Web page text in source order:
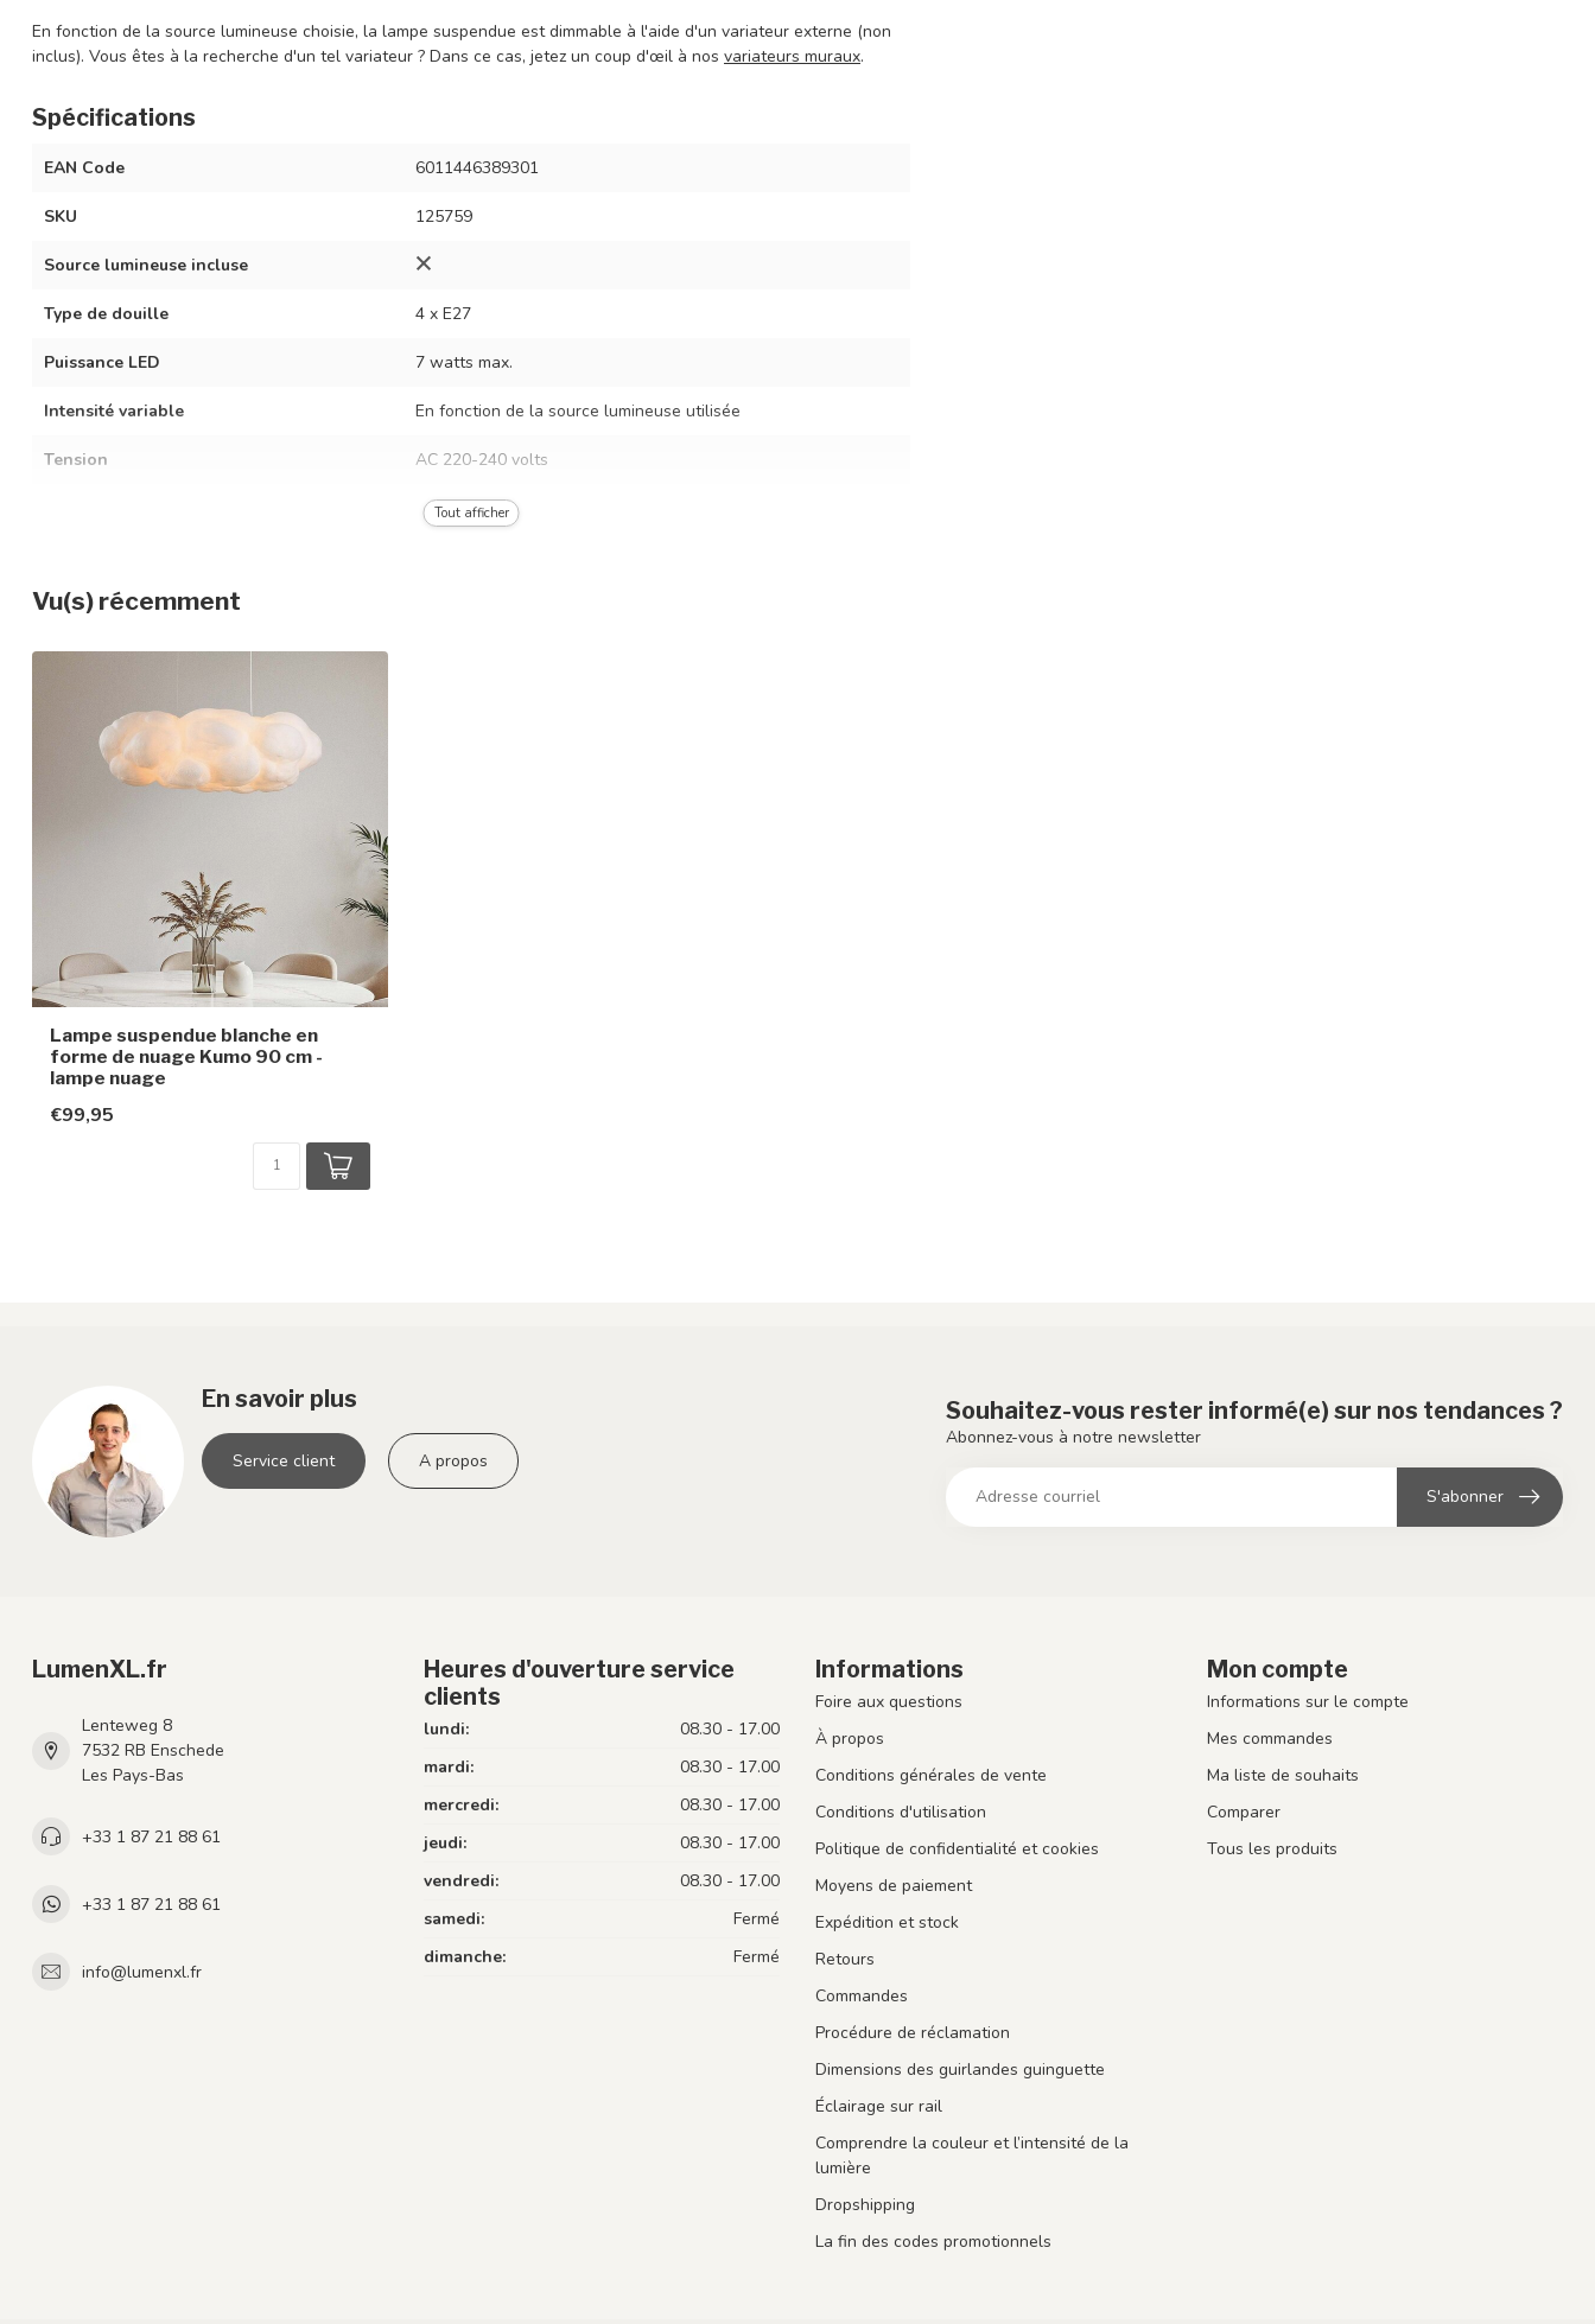
En fonction de la source lumineuse choisie, la lampe suspendue est dimmable à l'aide d'un variateur externe (non
inclus). Vous êtes à la recherche d'un tel variateur ? Dans ce cas, jetez un coup d'œil à nos variateurs muraux.
Spécifications
EAN Code 6011446389301
SKU 125759
Source lumineuse incluse
Type de douille 4 x E27
Puissance LED 7 watts max.
Intensité variable En fonction de la source lumineuse utilisée
Tension AC 220-240 volts
50/60 Hz
Matériau
Dimensions
Réglable en hauteur
Indice de protection
Classe de protection
Tout afficher
Vu(s) récemment
Lampe suspendue blanche en
forme de nuage Kumo 90 cm -
lampe nuage
€99,95
En savoir plus
Service client A propos
Souhaitez-vous rester informé(e) sur nos tendances ?
Abonnez-vous à notre newsletter
S'abonner
LumenXL.fr
Lenteweg 8
7532 RB Enschede
Les Pays-Bas
+33 1 87 21 88 61
+33 1 87 21 88 61
info@lumenxl.fr
Heures d'ouverture service
clients
lundi:
08.30 - 17.00
mardi:
08.30 - 17.00
mercredi:
08.30 - 17.00
jeudi:
08.30 - 17.00
vendredi:
08.30 - 17.00
samedi:
Fermé
dimanche:
Fermé
Informations
Foire aux questions
À propos
Conditions générales de vente
Conditions d'utilisation
Politique de confidentialité et cookies
Moyens de paiement
Expédition et stock
Retours
Commandes
Procédure de réclamation
Dimensions des guirlandes guinguette
Éclairage sur rail
Comprendre la couleur et l’intensité de la
lumière
Dropshipping
La fin des codes promotionnels
Mon compte
Informations sur le compte
Mes commandes
Ma liste de souhaits
Comparer
Tous les produits